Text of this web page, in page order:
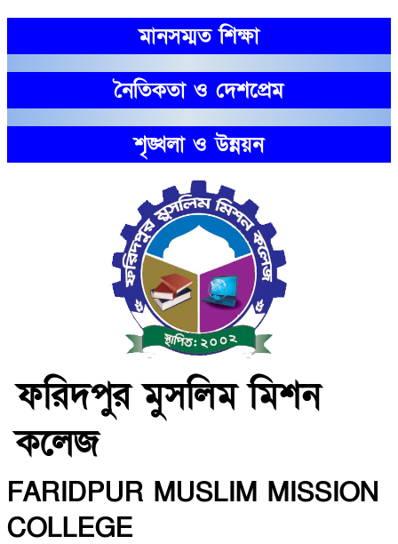
মানসম্মত শিক্ষা
নৈতিকতা ও দেশপ্রেম
শৃঙ্খলা ও উন্নয়ন
ফরিদপুর মুসলিম মিশন
কলেজ
FARIDPUR MUSLIM MISSION
COLLEGE